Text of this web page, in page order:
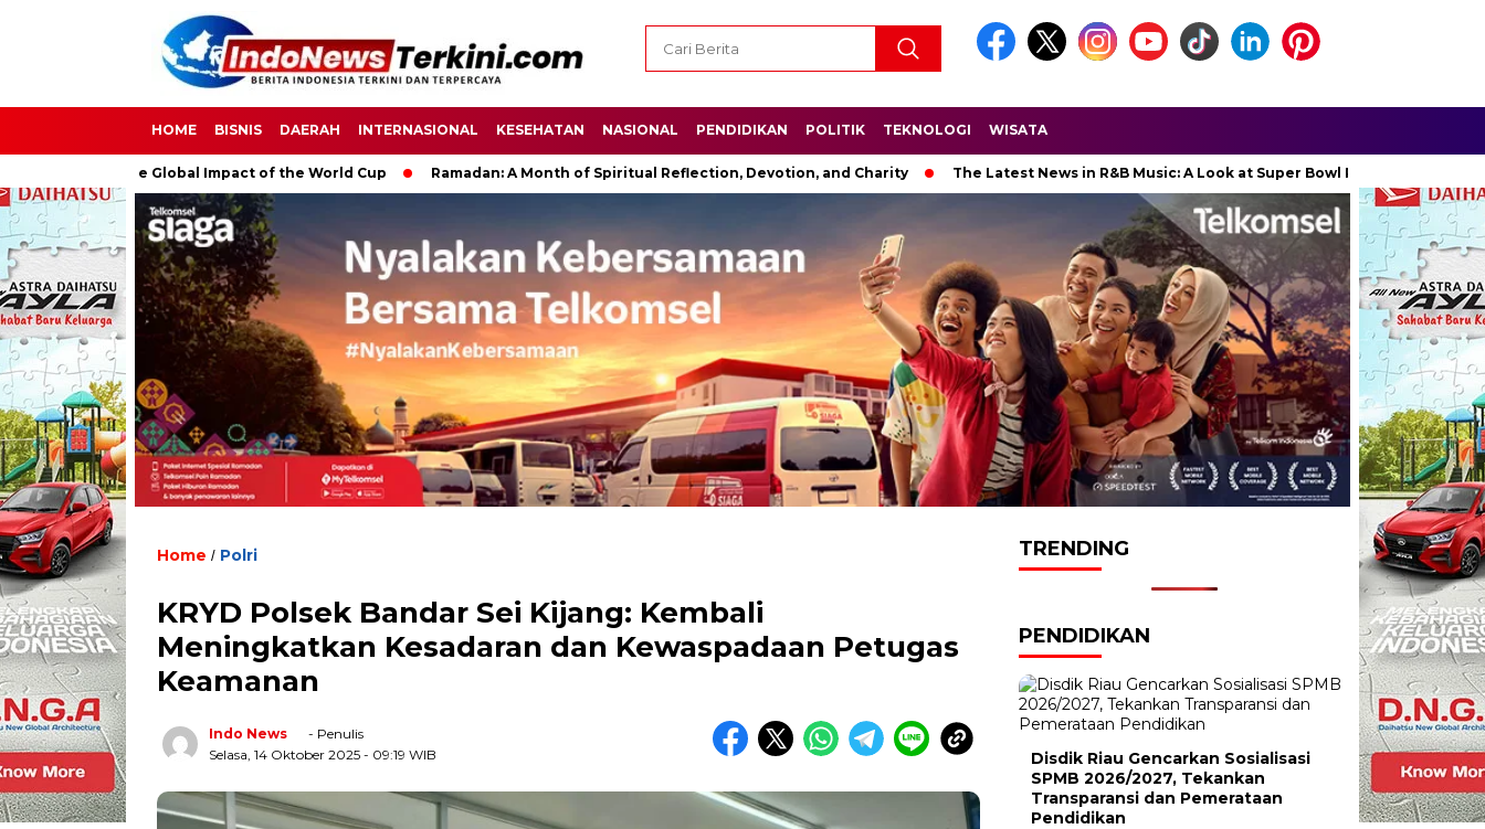
HOME BISNIS DAERAH INTERNASIONAL KESEHATAN NASIONAL PENDIDIKAN POLITIK TEKNOLOGI WISATA
The Global Impact of the World Cup Ramadan: A Month of Spiritual Reflection, Devotion, and Charity The Latest News in R&B Music: A Look at Super Bowl Performances, New
Home / Polri
KRYD Polsek Bandar Sei Kijang: Kembali
Meningkatkan Kesadaran dan Kewaspadaan Petugas
Keamanan
Indo News
- Penulis
Selasa, 14 Oktober 2025 - 09:19 WIB
TRENDING
PENDIDIKAN
Disdik Riau Gencarkan Sosialisasi
SPMB 2026/2027, Tekankan
Transparansi dan Pemerataan
Pendidikan